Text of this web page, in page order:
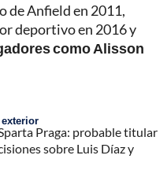
de Anfield en 2011,
deportivo en 2016 y
como Alisson
Praga: probable titular
sobre Luis Díaz y